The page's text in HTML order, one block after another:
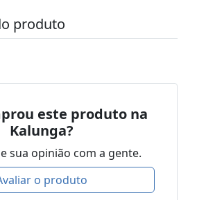
produto
este produto na
Kalunga?
sua opinião com a gente.
o produto